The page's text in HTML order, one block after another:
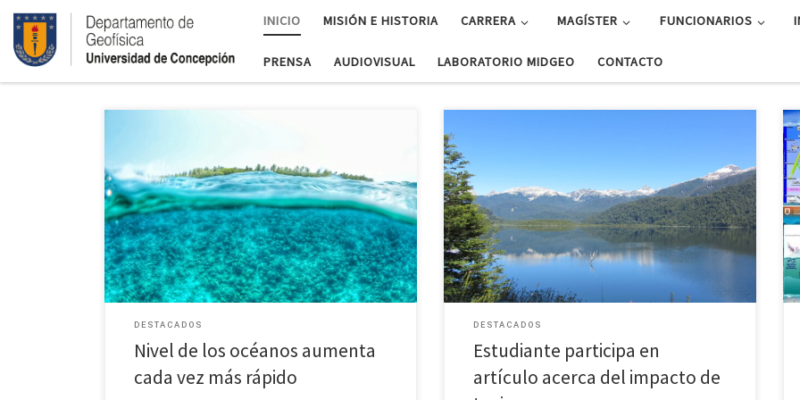
INICIO MISIÓN E HISTORIA CARRERA MAGÍSTER FUNCIONARIOS
PRENSA AUDIOVISUAL LABORATORIO MIDGEO CONTACTO
Geofísico de UdeC participó en investigación publicada
en la revista “Nature”. El nivel medio global del mar
experimentó un cambio abrupto en su tendencia a
comienzos de la década de […]
DESTACADOS
Nivel de los océanos aumenta
cada vez más rápido
Valentina Iturra Rosales participó como coautora en el
artículo científico titulado “Floración simultánea de
productores de toxinas lipofílicas en un fiordo chileno
de alta concentración: distribución a escala fina,
toxinas […]
DESTACADOS
Estudiante participa en
artículo acerca del impacto de